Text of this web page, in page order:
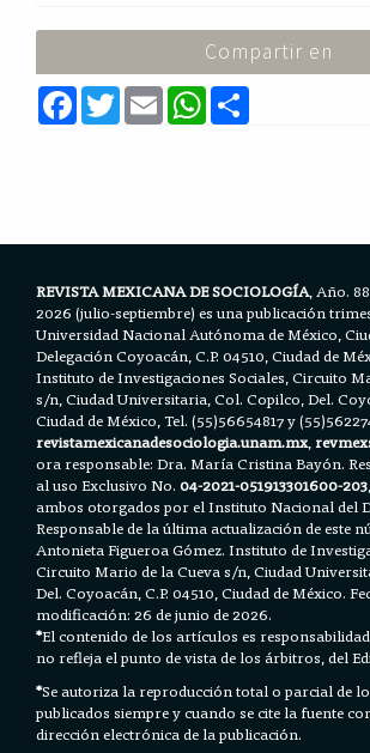
Compartir en
F
a
c
T
w
E
m
a
W
h
a
REVISTA MEXICANA DE SOCIOLOGÍA, Año.
2026 (julio-septiembre) es una publicación
Universidad Nacional Autónoma de México,
Delegación Coyoacán, C.P. 04510, Ciudad de
Instituto de Investigaciones Sociales, Circuito
s/n, Ciudad Universitaria, Col. Copilco, Del.
Ciudad de México, Tel. (55)56654817 y
revistamexicanadesociologia.unam.mx,
ora responsable: Dra. María Cristina Bayón.
al uso Exclusivo No.04-2021-051913301600-203,
ambos otorgados por el Instituto Nacional del
Responsable de la última actualización de este
Antonieta Figueroa Gómez. Instituto de
Circuito Mario de la Cueva s/n, Ciudad
Del. Coyoacán, C.P. 04510, Ciudad de México.
modificación: 26 de junio de 2026.
*El contenido de los artículos es
no refleja el punto de vista de los árbitros, del
*Se autoriza la reproducción total o parcial de
publicados siempre y cuando se cite la fuente
dirección electrónica de la publicación.